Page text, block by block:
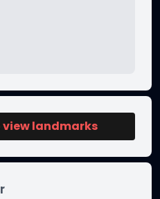
view landmarks